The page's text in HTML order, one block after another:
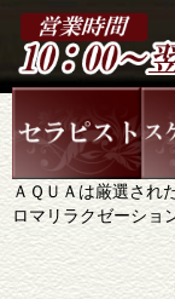
ＡＱＵＡは厳選され
ロマリラクゼーショ